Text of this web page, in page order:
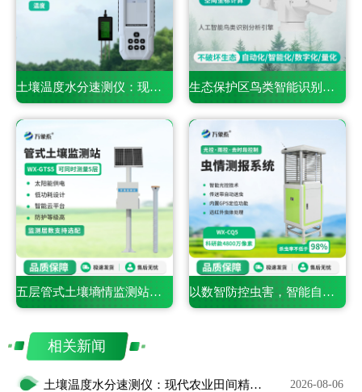
土壤温度水分速测仪：现代农业田间精细化管护智能利器 生态保护区鸟类智能识别终端：生物多样性保护智能监测设备
五层管式土壤墒情监测站：深耕土层监测，看透土壤水情 以数智防控虫害，智能自动虫情测报灯精准预判农林虫情
相关新闻
土壤温度水分速测仪：现代农业田间精细化管护智能利器 2026-08-06